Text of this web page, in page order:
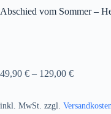
Abschied vom Sommer –
49,90 € – 129,00 €
inkl. MwSt. zzgl. Versandkosten